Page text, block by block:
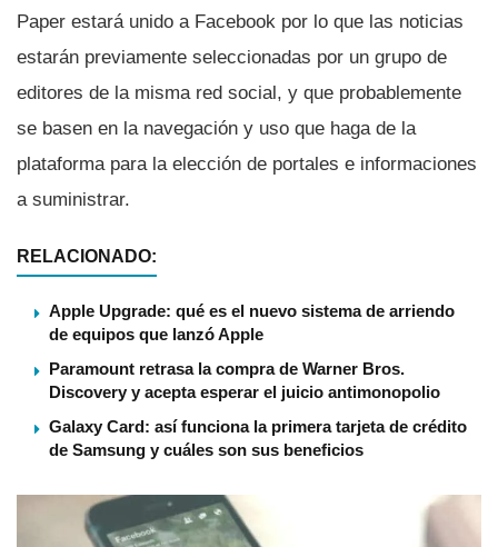
Paper estará unido a Facebook por lo que las noticias
estarán previamente seleccionadas por un grupo de
editores de la misma red social, y que probablemente
se basen en la navegación y uso que haga de la
plataforma para la elección de portales e informaciones
a suministrar.
RELACIONADO:
Apple Upgrade: qué es el nuevo sistema de arriendo
de equipos que lanzó Apple
Paramount retrasa la compra de Warner Bros.
Discovery y acepta esperar el juicio antimonopolio
Galaxy Card: así funciona la primera tarjeta de crédito
de Samsung y cuáles son sus beneficios